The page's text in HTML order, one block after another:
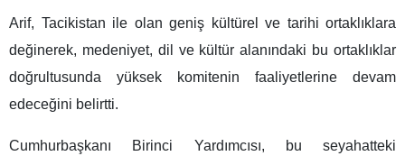
Arif, Tacikistan ile olan geniş kültürel ve tarihi ortaklıklara
değinerek, medeniyet, dil ve kültür alanındaki bu ortaklıklar
doğrultusunda yüksek komitenin faaliyetlerine devam
edeceğini belirtti.
Cumhurbaşkanı Birinci Yardımcısı, bu seyahatteki